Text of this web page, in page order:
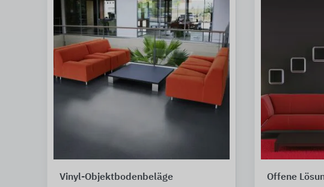
Vinyl-Objektbodenbeläge Offene